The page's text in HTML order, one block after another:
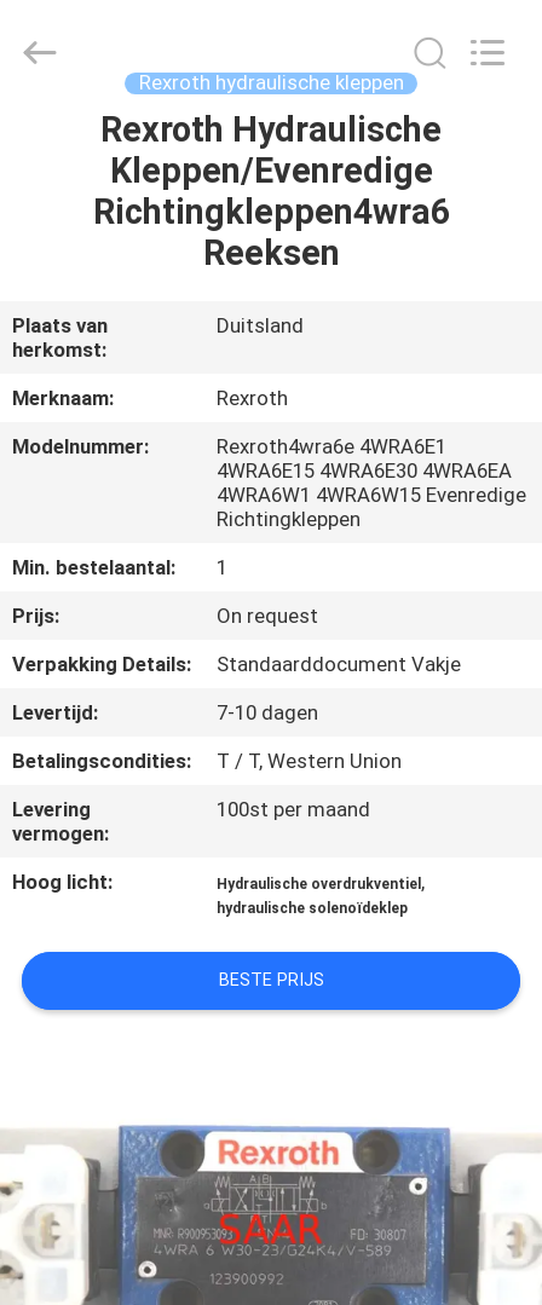
PRODUCTEN
ONS
FABRIEKSREIS
KWALITEITSCONTROLE
CONTACTEER
ONS
VERZOEK
OM EEN
CITAAT
SITEMAP
POLICY
Electronic
Limited.
Rexroth hydraulische kleppen
Rexroth Hydraulische
Kleppen/Evenredige
Richtingkleppen4wra6
Reeksen
Plaats van
herkomst:
Duitsland
Merknaam:
Rexroth
Modelnummer:
Rexroth4wra6e 4WRA6E1
4WRA6E15 4WRA6E30 4WRA6EA
4WRA6W1 4WRA6W15 Evenredige
Richtingkleppen
Min. bestelaantal:
1
Prijs:
On request
Verpakking Details:
Standaarddocument Vakje
Levertijd:
7-10 dagen
Betalingscondities:
T / T, Western Union
Levering
vermogen:
100st per maand
Hoog licht: Hydraulische overdrukventiel ,
hydraulische solenoïdeklep
BESTE PRIJS